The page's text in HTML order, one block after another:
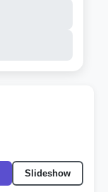
Slideshow